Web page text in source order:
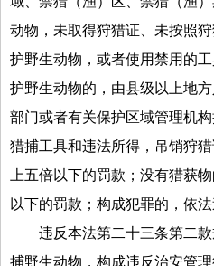
动物，未取得狩猎证、未按照
护野生动物，或者使用禁用的
护野生动物的，由县级以上地
部门或者有关保护区域管理机
猎捕工具和违法所得，吊销狩
上五倍以下的罚款；没有猎获
以下的罚款；构成犯罪的，依法
违反本法第二十三条第二款
捕野生动物，构成违反治安管